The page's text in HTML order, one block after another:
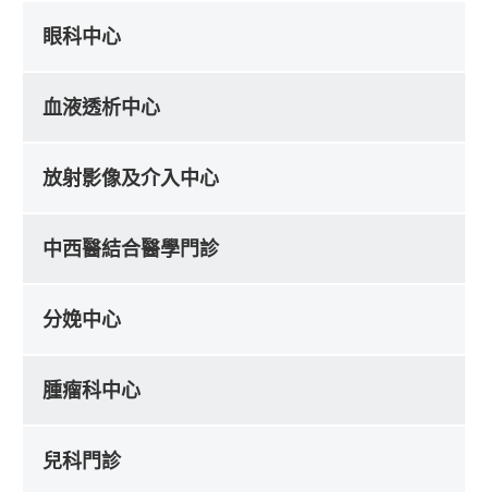
眼科中心
血液透析中心
放射影像及介入中心
中西醫結合醫學門診
分娩中心
腫瘤科中心
兒科門診